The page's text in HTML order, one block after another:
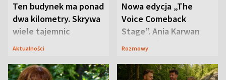
Ten budynek ma ponad
dwa kilometry. Skrywa
wiele tajemnic
Aktualności
Nowa edycja „The
Voice Comeback
Stage”. Ania Karwan
zapowiada
Rozmowy